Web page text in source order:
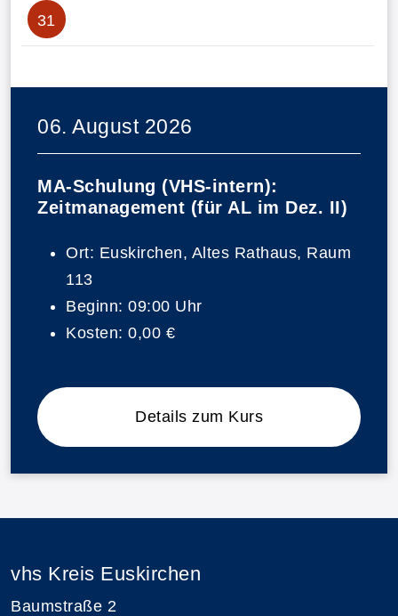
31
06. August 2026
MA-Schulung (VHS-intern):
Zeitmanagement (für AL im Dez. II)
Ort: Euskirchen, Altes Rathaus, Raum
113
Beginn: 09:00 Uhr
Kosten: 0,00 €
Details zum Kurs
vhs Kreis Euskirchen
Baumstraße 2